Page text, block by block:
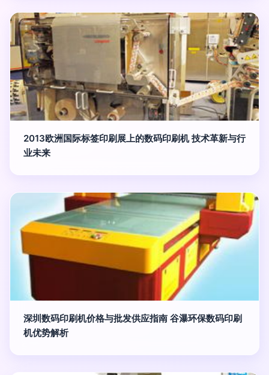
2013欧洲国际标签印刷展上的数码印刷机 技术革新与行
业未来
深圳数码印刷机价格与批发供应指南 谷瀑环保数码印刷
机优势解析